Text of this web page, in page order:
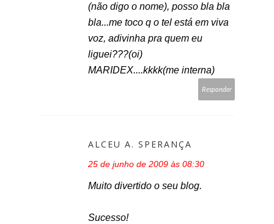
(não digo o nome), posso bla bla
bla...me toco q o tel está em viva
voz, adivinha pra quem eu
liguei???(oi)
MARIDEX....kkkk(me interna)
Responder
ALCEU A. SPERANÇA
25 de junho de 2009 às 08:30
Muito divertido o seu blog.
Sucesso!